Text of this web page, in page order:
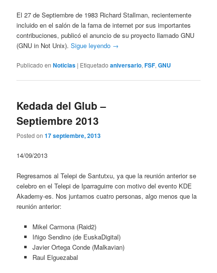
El 27 de Septiembre de 1983 Richard Stallman, recientemente
incluido en el salón de la fama de internet por sus importantes
contribuciones, publicó el anuncio de su proyecto llamado GNU
(GNU in Not Unix). Sigue leyendo →
Publicado en Noticias | Etiquetado aniversario,FSF,GNU
Kedada del Glub –
Septiembre 2013
Posted on17 septiembre, 2013
14/09/2013
Regresamos al Telepi de Santutxu, ya que la reunión anterior se
celebro en el Telepi de Iparraguirre con motivo del evento KDE
Akademy-es. Nos juntamos cuatro personas, algo menos que la
reunión anterior:
Mikel Carmona (Raid2)
Iñigo Sendino (de EuskaDigital)
Javier Ortega Conde (Malkavian)
Raul Elguezabal